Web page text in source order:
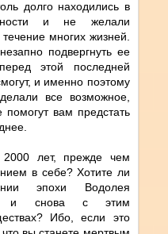
долго находились в
и не желали
многих жизней.
подвергнуть ее
этой последней
и именно поэтому
все возможное,
вам предстать
лет, прежде чем
в себе? Хотите ли
эпохи Водолея
и снова с этим
Ибо, если это